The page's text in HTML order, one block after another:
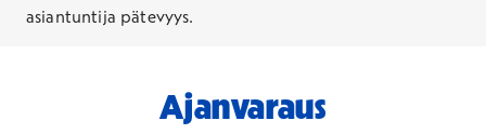
asiantuntija pätevyys.
Ajanvaraus